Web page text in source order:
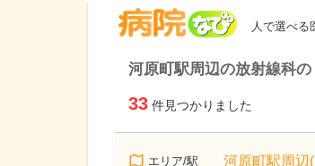
人で選べる
河原町駅周辺の放射線科の
33 件見つかりました
エリア/駅 河原町駅周辺